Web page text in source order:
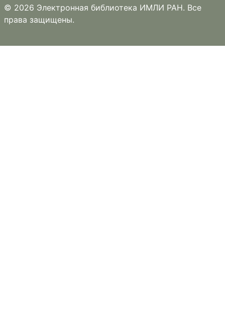
© 2026 Электронная библиотека ИМЛИ РАН. Все
права защищены.